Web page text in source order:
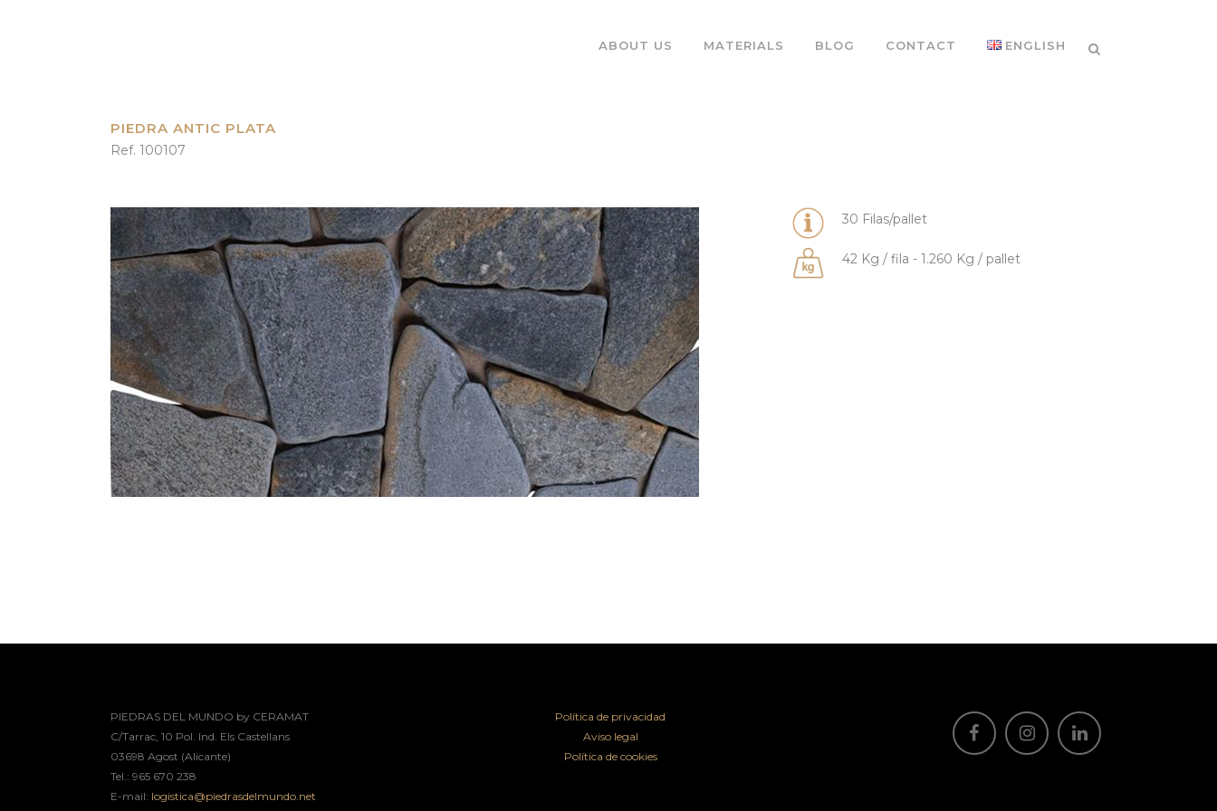
ABOUT US MATERIALS BLOG CONTACT ENGLISH
PIEDRA ANTIC PLATA
Ref. 100107
30 Filas/pallet
42 Kg / fila - 1.260 Kg / pallet
PIEDRAS DEL MUNDO by CERAMAT
C/Tarrac, 10 Pol. Ind. Els Castellans
03698 Agost (Alicante)
Tel.: 965 670 238
E-mail: logistica@piedrasdelmundo.net
Política de privacidad
Aviso legal
Política de cookies